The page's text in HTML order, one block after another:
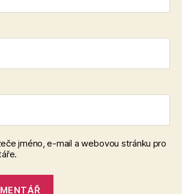
jméno, e-mail a webovou stránku pro